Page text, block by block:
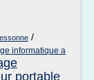
/
informatique a
portable